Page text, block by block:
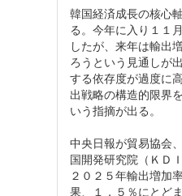
韓国経済成長の核心
る。今年に入り１１
したが、来年は輸出
ろうという見通しが
する依存度が過度に
出戦略の構造的限界
いう指摘が出る。
中央日報が貿易協会
国開発研究院（ＫＤ
２０２５年輸出増加
果、１．５％にとど